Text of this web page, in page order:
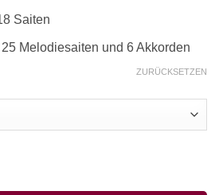
Saiten
Melodiesaiten und 6 Akkorden
ZURÜCKSETZEN
Menge